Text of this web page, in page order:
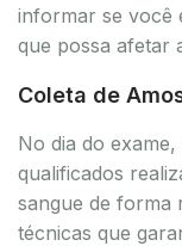
informar se você
que possa afetar
Coleta de
No dia do
qualificados
sangue de forma
técnicas que